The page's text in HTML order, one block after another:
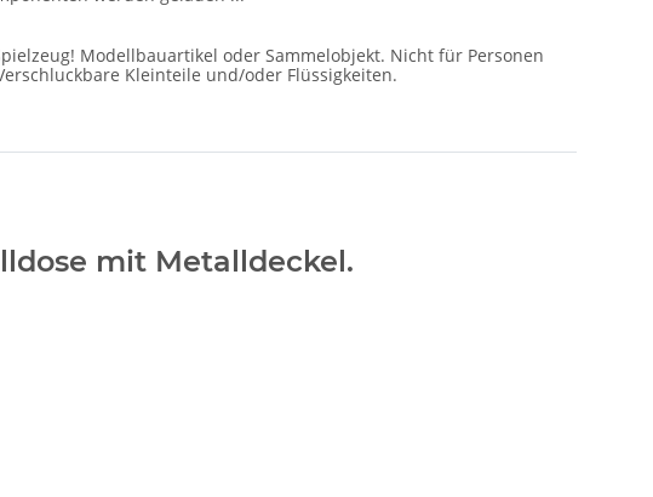
Modellbauartikel oder Sammelobjekt. Nicht für Personen
Kleinteile und/oder Flüssigkeiten.
mit Metalldeckel.